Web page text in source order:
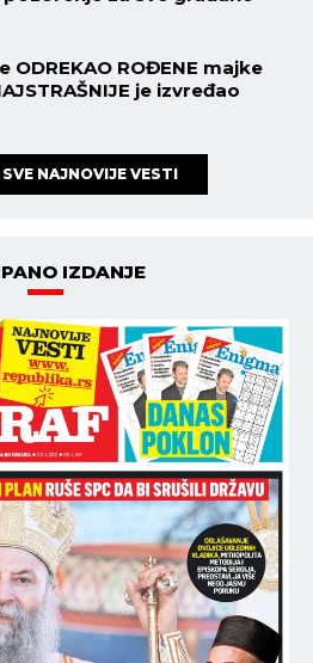
ODREKAO ROĐENE majke
je izvređao
NAJNOVIJE VESTI
IZDANJE